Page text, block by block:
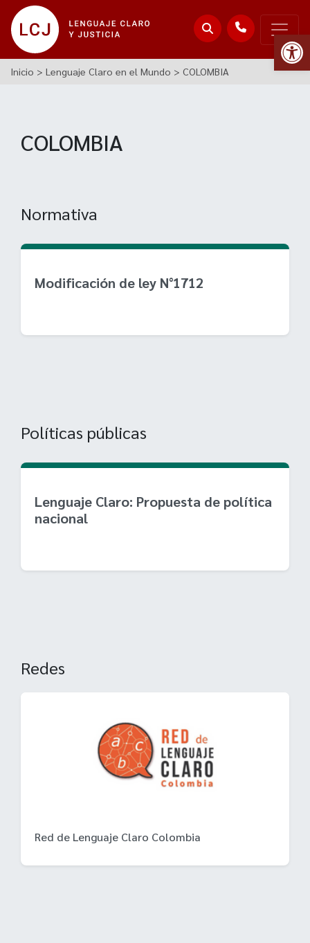
Inicio > Lenguaje Claro en el Mundo > COLOMBIA
COLOMBIA
Normativa
Modificación de ley N°1712
Políticas públicas
Lenguaje Claro: Propuesta de política
nacional
Redes
Red de Lenguaje Claro Colombia